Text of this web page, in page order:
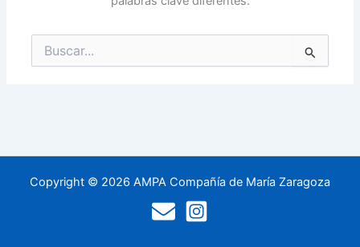
por:
Copyright © 2026 AMPA Compañía de María Zaragoza